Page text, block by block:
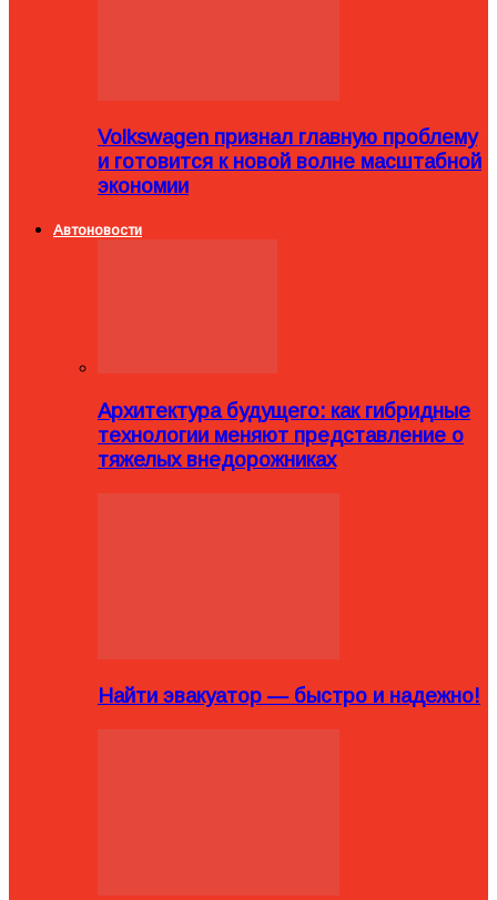
Volkswagen признал главную проблему
и готовится к новой волне масштабной
экономии
Автоновости
Архитектура будущего: как гибридные
технологии меняют представление о
тяжелых внедорожниках
Найти эвакуатор — быстро и надежно!